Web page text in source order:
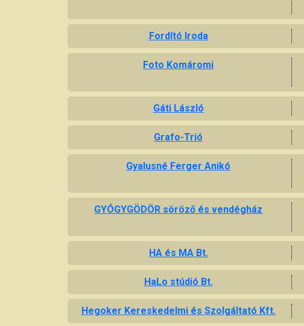
Fordító Iroda
Foto Komáromi
Gáti László
Grafo-Trió
Gyalusné Ferger Anikó
GYÓGYGÖDÖR söröző és vendégház
HA és MA Bt.
HaLo stúdió Bt.
Hegoker Kereskedelmi és Szolgáltató Kft.